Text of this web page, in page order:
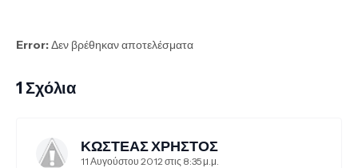
Error:Δεν βρέθηκαν αποτελέσματα
1 Σχόλια
ΚΩΣΤΕΑΣ ΧΡΗΣΤΟΣ
11 Αυγούστου 2012 στις 8:35 μ.μ.